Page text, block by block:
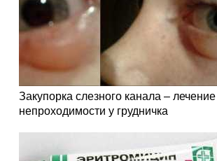
Закупорка слезного канала – лечение
непроходимости у грудничка